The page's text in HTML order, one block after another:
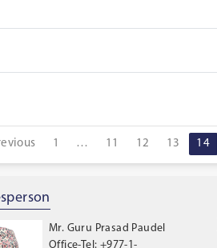
1 … 11 12 13 14
Mr. Guru Prasad Paudel
Office-Tel: +977-1-